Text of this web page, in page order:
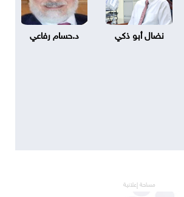
نضال أبو ذكي د.حسام رفاعي
مساحة إعلانية